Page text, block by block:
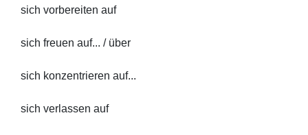
sich vorbereiten auf
sich freuen auf... / über
sich konzentrieren auf...
sich verlassen auf